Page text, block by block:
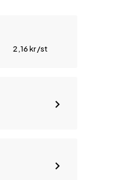
2,16 kr/st